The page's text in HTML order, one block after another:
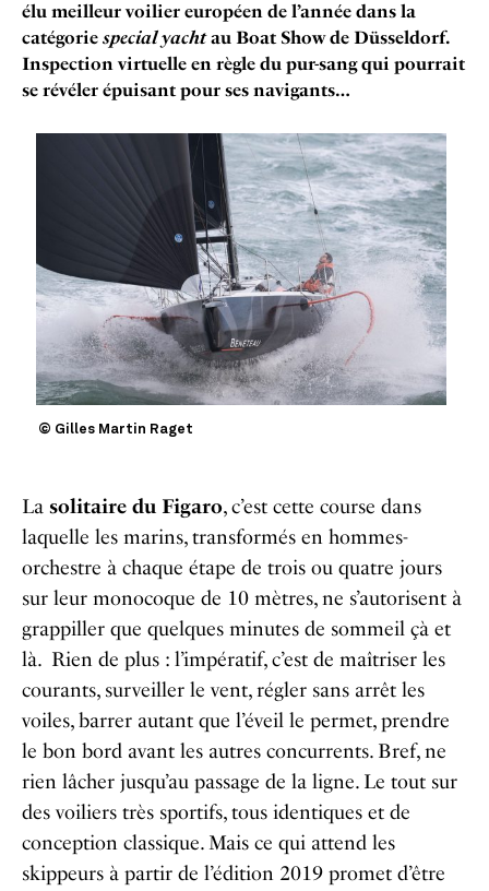
élu meilleur voilier européen de l’année dans la
catégorie special yachtau Boat Show de Düsseldorf.
Inspection virtuelle en règle du pur-sang qui pourrait
se révéler épuisant pour ses navigants…
© Gilles Martin Raget
La solitaire du Figaro, c’est cette course dans
laquelle les marins, transformés en hommes-
orchestre à chaque étape de trois ou quatre jours
sur leur monocoque de 10 mètres, ne s’autorisent à
grappiller que quelques minutes de sommeil çà et
là. Rien de plus : l’impératif, c’est de maîtriser les
courants, surveiller le vent, régler sans arrêt les
voiles, barrer autant que l’éveil le permet, prendre
le bon bord avant les autres concurrents. Bref, ne
rien lâcher jusqu’au passage de la ligne. Le tout sur
des voiliers très sportifs, tous identiques et de
conception classique. Mais ce qui attend les
skippeurs à partir de l’édition 2019 promet d’être